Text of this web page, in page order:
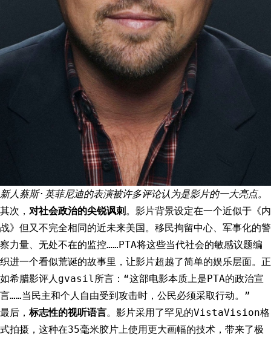
新人蔡斯·英菲尼迪的表演被许多评论认为是影片的一大亮点。
其次， 对社会政治的尖锐讽刺 。影片背景设定在一个近似于《内
战》但又不完全相同的近未来美国。移民拘留中心、军事化的警
察力量、无处不在的监控……PTA将这些当代社会的敏感议题编
织进一个看似荒诞的故事里，让影片超越了简单的娱乐层面。正
如希腊影评人gvasil所言：“这部电影本质上是PTA的政治宣
言……当民主和个人自由受到攻击时，公民必须采取行动。”
最后， 标志性的视听语言。影片采用了罕见的VistaVision格
式拍摄，这种在35毫米胶片上使用更大画幅的技术，带来了极